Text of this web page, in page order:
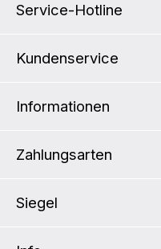
Service-Hotline
Kundenservice
Informationen
Zahlungsarten
Siegel